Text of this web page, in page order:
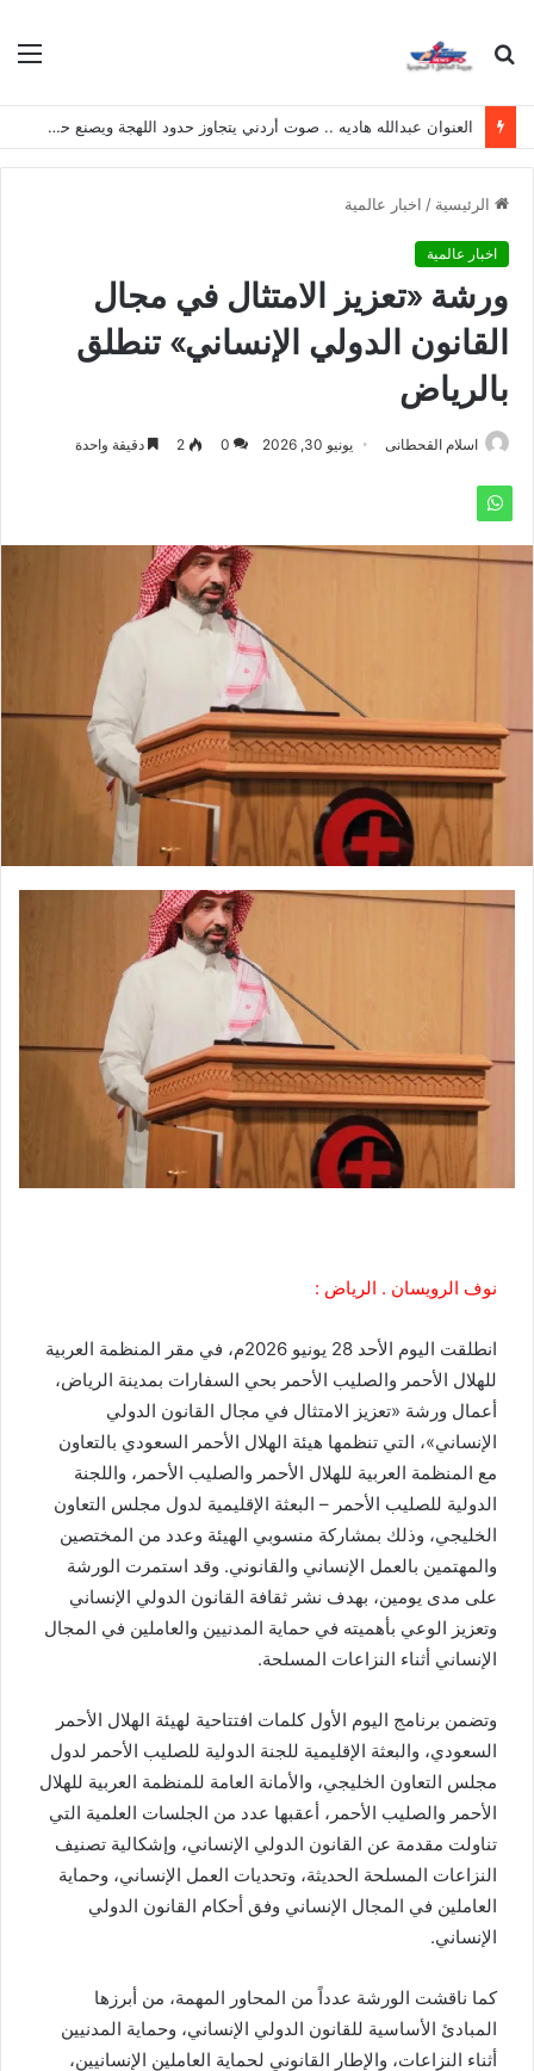
بحث
العنوان عبدالله هاديه .. صوت أردني يتجاوز حدود اللهجة ويصنع حضوره الخاص
الرئيسية / اخبار عالمية
اخبار عالمية
ورشة «تعزيز الامتثال في مجال
القانون الدولي الإنساني» تنطلق
بالرياض
اسلام القحطانى يونيو 30, 2026 0
2 دقيقة واحدة
نوف الرويسان . الرياض :
انطلقت اليوم الأحد 28 يونيو 2026م، في مقر المنظمة العربية
للهلال الأحمر والصليب الأحمر بحي السفارات بمدينة الرياض،
أعمال ورشة «تعزيز الامتثال في مجال القانون الدولي
الإنساني»، التي تنظمها هيئة الهلال الأحمر السعودي بالتعاون
مع المنظمة العربية للهلال الأحمر والصليب الأحمر، واللجنة
الدولية للصليب الأحمر – البعثة الإقليمية لدول مجلس التعاون
الخليجي، وذلك بمشاركة منسوبي الهيئة وعدد من المختصين
والمهتمين بالعمل الإنساني والقانوني. وقد استمرت الورشة
على مدى يومين، بهدف نشر ثقافة القانون الدولي الإنساني
وتعزيز الوعي بأهميته في حماية المدنيين والعاملين في المجال
الإنساني أثناء النزاعات المسلحة.
وتضمن برنامج اليوم الأول كلمات افتتاحية لهيئة الهلال الأحمر
السعودي، والبعثة الإقليمية للجنة الدولية للصليب الأحمر لدول
مجلس التعاون الخليجي، والأمانة العامة للمنظمة العربية للهلال
الأحمر والصليب الأحمر، أعقبها عدد من الجلسات العلمية التي
تناولت مقدمة عن القانون الدولي الإنساني، وإشكالية تصنيف
النزاعات المسلحة الحديثة، وتحديات العمل الإنساني، وحماية
العاملين في المجال الإنساني وفق أحكام القانون الدولي
الإنساني.
كما ناقشت الورشة عدداً من المحاور المهمة، من أبرزها
المبادئ الأساسية للقانون الدولي الإنساني، وحماية المدنيين
أثناء النزاعات، والإطار القانوني لحماية العاملين الإنسانيين،